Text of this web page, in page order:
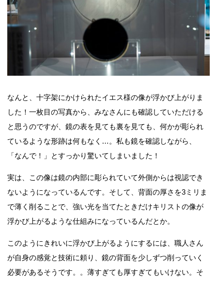
なんと、十字架にかけられたイエス様の像が浮かび上がりま
した！一枚目の写真から、みなさんにも確認していただける
と思うのですが、鏡の表を見ても裏を見ても、何かが彫られ
ているような形跡は何もなく…。私も鏡を確認しながら、
「なんで！」とすっかり驚いてしまいました！
実は、この像は鏡の内部に彫られていて外側からは視認でき
ないようになっているんです。そして、背面の厚さを3ミリま
で薄く削ることで、強い光を当てたときだけキリストの像が
浮かび上がるような仕組みになっているんだとか。
このようにきれいに浮かび上がるようにするには、職人さん
が自身の感覚と技術に頼り、鏡の背面を少しずつ削っていく
必要があるそうです。。薄すぎても厚すぎてもいけない。そ